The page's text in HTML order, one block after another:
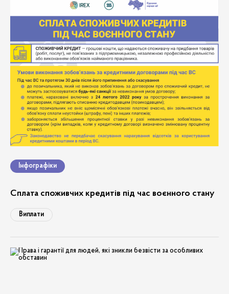
Інфографіки
Сплата споживчих кредитів під час воєнного стану
Виплати